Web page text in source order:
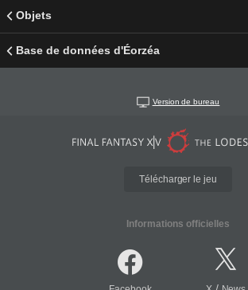
Objets
Base de données d'Éorzéa
Version de bureau
Télécharger le jeu
Informations officielles